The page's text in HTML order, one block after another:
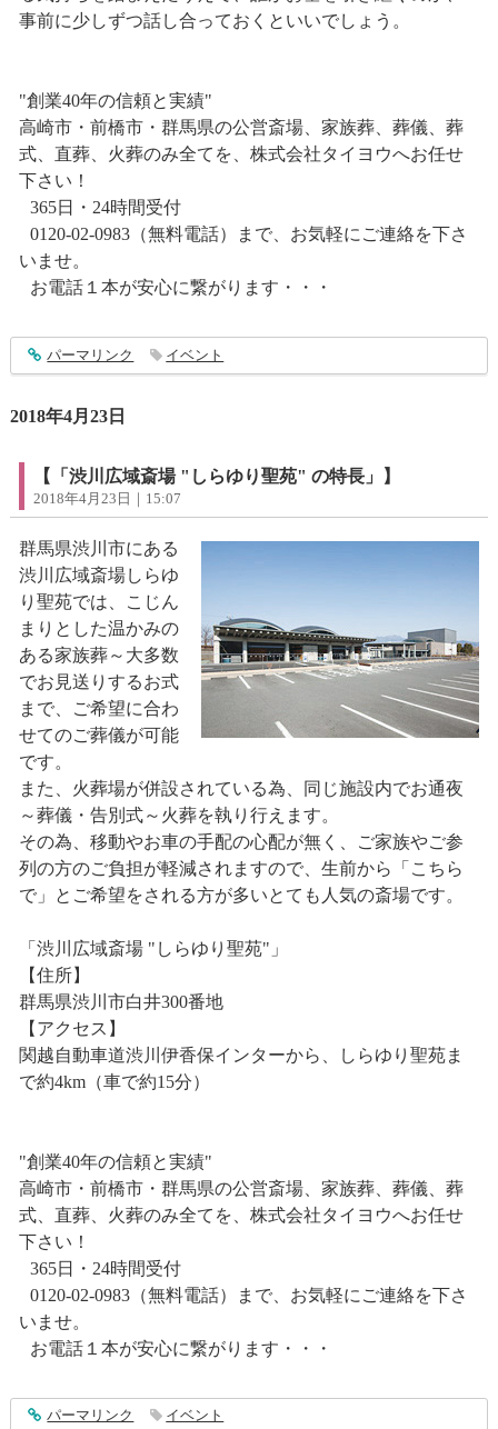
事前に少しずつ話し合っておくといいでしょう。
"創業40年の信頼と実績"
高崎市・前橋市・群馬県の公営斎場、家族葬、葬儀、葬
式、直葬、火葬のみ全てを、株式会社タイヨウへお任せ
下さい！
365日・24時間受付
0120-02-0983（無料電話）まで、お気軽にご連絡を下さ
いませ。
お電話１本が安心に繋がります・・・
entry1385
パーマリンク イベント
2018年4月23日
【「渋川広域斎場 "しらゆり聖苑" の特長」】
2018年4月23日｜15:07
群馬県渋川市にある
渋川広域斎場しらゆ
り聖苑では、こじん
まりとした温かみの
ある家族葬～大多数
でお見送りするお式
まで、ご希望に合わ
せてのご葬儀が可能
です。
また、火葬場が併設されている為、同じ施設内でお通夜
～葬儀・告別式～火葬を執り行えます。
その為、移動やお車の手配の心配が無く、ご家族やご参
列の方のご負担が軽減されますので、生前から「こちら
で」とご希望をされる方が多いとても人気の斎場です。
「渋川広域斎場 "しらゆり聖苑"」
【住所】
群馬県渋川市白井300番地
【アクセス】
関越自動車道渋川伊香保インターから、しらゆり聖苑ま
で約4km（車で約15分）
"創業40年の信頼と実績"
高崎市・前橋市・群馬県の公営斎場、家族葬、葬儀、葬
式、直葬、火葬のみ全てを、株式会社タイヨウへお任せ
下さい！
365日・24時間受付
0120-02-0983（無料電話）まで、お気軽にご連絡を下さ
いませ。
お電話１本が安心に繋がります・・・
entry1383
パーマリンク イベント